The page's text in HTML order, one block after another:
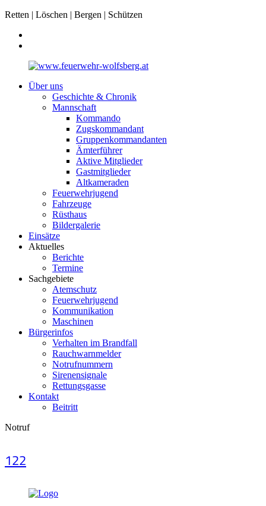
Retten | Löschen | Bergen | Schützen
Über uns
Geschichte & Chronik
Mannschaft
Kommando
Zugskommandant
Gruppenkommandanten
Ämterführer
Aktive Mitglieder
Gastmitglieder
Altkameraden
Feuerwehrjugend
Fahrzeuge
Rüsthaus
Bildergalerie
Einsätze
Aktuelles
Berichte
Termine
Sachgebiete
Atemschutz
Feuerwehrjugend
Kommunikation
Maschinen
Bürgerinfos
Verhalten im Brandfall
Rauchwarnmelder
Notrufnummern
Sirenensignale
Rettungsgasse
Kontakt
Beitritt
Notruf
122